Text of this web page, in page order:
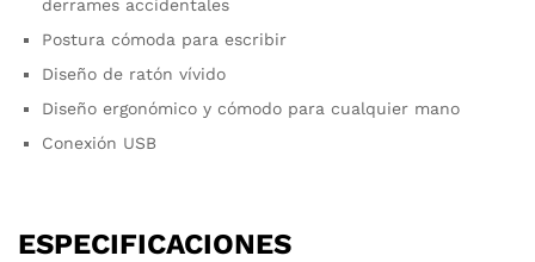
derrames accidentales
Postura cómoda para escribir
Diseño de ratón vívido
Diseño ergonómico y cómodo para cualquier mano
Conexión USB
ESPECIFICACIONES